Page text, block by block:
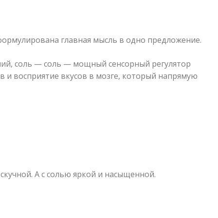
главная мысль в одно предложение.
соль — соль — мощный сенсорный регулятор
восприятие вкусов в мозге, который напрямую
А с солью яркой и насыщенной.